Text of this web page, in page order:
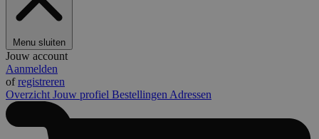
Menu sluiten
Jouw account
Aanmelden
ofregistreren
Overzicht Jouw profiel Bestellingen Adressen